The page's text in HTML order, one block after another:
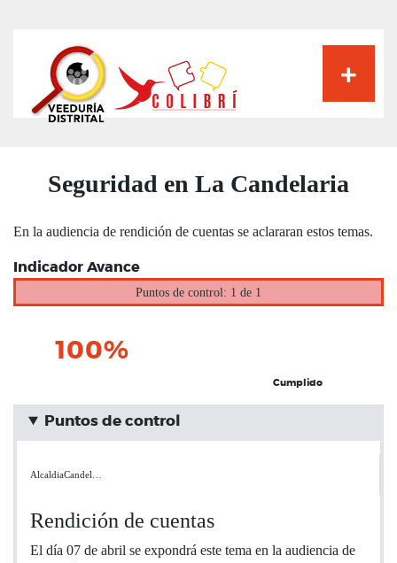
principal
Seguridad en La Candelaria
En la audiencia de rendición de cuentas se aclararan estos temas.
Indicador Avance
Puntos de control: 1 de 1
100%
Cumplido
Puntos de control
AlcaldiaCandel…
Rendición de cuentas
El día 07 de abril se expondrá este tema en la audiencia de